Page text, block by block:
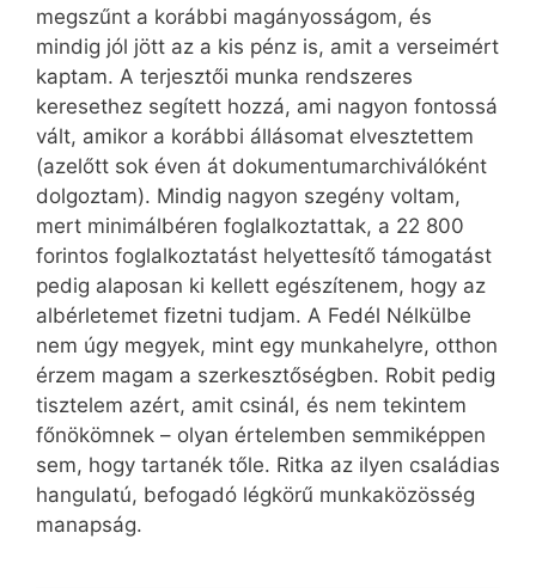
megszűnt a korábbi magányosságom, és
mindig jól jött az a kis pénz is, amit a verseimért
kaptam. A terjesztői munka rendszeres
keresethez segített hozzá, ami nagyon fontossá
vált, amikor a korábbi állásomat elvesztettem
(azelőtt sok éven át dokumentumarchiválóként
dolgoztam). Mindig nagyon szegény voltam,
mert minimálbéren foglalkoztattak, a 22 800
forintos foglalkoztatást helyettesítő támogatást
pedig alaposan ki kellett egészítenem, hogy az
albérletemet fizetni tudjam. A Fedél Nélkülbe
nem úgy megyek, mint egy munkahelyre, otthon
érzem magam a szerkesztőségben. Robit pedig
tisztelem azért, amit csinál, és nem tekintem
főnökömnek – olyan értelemben semmiképpen
sem, hogy tartanék tőle. Ritka az ilyen családias
hangulatú, befogadó légkörű munkaközösség
manapság.